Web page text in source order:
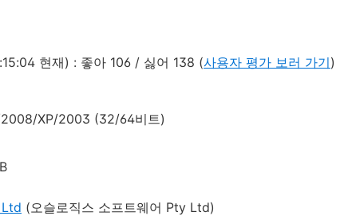
현재) : 좋아 106 / 싫어 138 (사용자 평가 보러 가기)
XP/2003 (32/64비트)
(오슬로직스 소프트웨어 Pty Ltd)